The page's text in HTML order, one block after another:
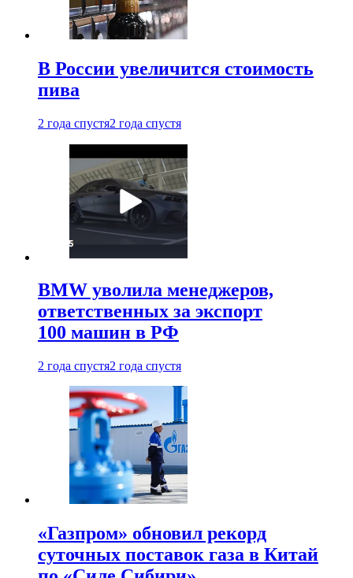
В России увеличится стоимость
пива
2 года спустя2 года спустя
BMW уволила менеджеров,
ответственных за экспорт
100 машин в РФ
2 года спустя2 года спустя
«Газпром» обновил рекорд
суточных поставок газа в Китай